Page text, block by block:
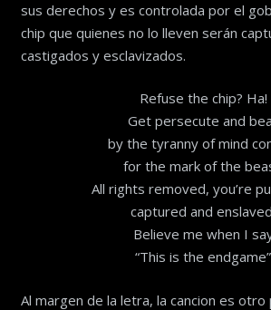
sus derechos y es controlada por el
chip que quienes no lo lleven serán
castigados y esclavizados.
Refuse the chip? Ha!
Get persecute and
by the tyranny of mind
for the mark of the
All rights removed, you’re
captured and
Believe me when I
“This is the endgame”
Al margen de la letra, la cancion es